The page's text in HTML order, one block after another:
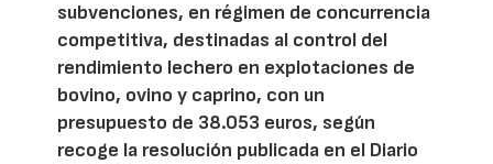
subvenciones, en régimen de concurrencia
competitiva, destinadas al control del
rendimiento lechero en explotaciones de
bovino, ovino y caprino, con un
presupuesto de 38.053 euros, según
recoge la resolución publicada en el Diario